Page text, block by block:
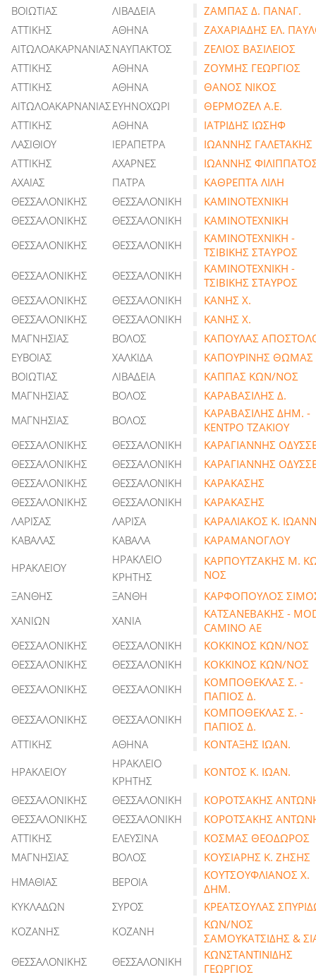
ΒΟΙΩΤΙΑΣ
ΛΙΒΑΔΕΙΑ
ΖΑΜΠΑΣ Δ. ΠΑΝΑΓ.
ΑΤΤΙΚΗΣ
ΑΘΗΝΑ
ΖΑΧΑΡΙΑΔΗΣ ΕΛ.
ΑΙΤΩΛΟΑΚΑΡΝΑΝΙΑΣΝΑΥΠΑΚΤΟΣ
ΖΕΛΙΟΣ ΒΑΣΙΛΕΙΟΣ
ΑΤΤΙΚΗΣ
ΑΘΗΝΑ
ΖΟΥΜΗΣ ΓΕΩΡΓΙΟΣ
ΑΤΤΙΚΗΣ
ΑΘΗΝΑ
ΘΑΝΟΣ ΝΙΚΟΣ
ΑΙΤΩΛΟΑΚΑΡΝΑΝΙΑΣΕΥΗΝΟΧΩΡΙ
ΘΕΡΜΟΖΕΛ Α.Ε.
ΑΤΤΙΚΗΣ
ΑΘΗΝΑ
ΙΑΤΡΙΔΗΣ ΙΩΣΗΦ
ΛΑΣΙΘΙΟΥ
ΙΕΡΑΠΕΤΡΑ
ΙΩΑΝΝΗΣ ΓΑΛΕΤΑΚΗΣ
ΑΤΤΙΚΗΣ
ΑΧΑΡΝΕΣ
ΙΩΑΝΝΗΣ
ΑΧΑΙΑΣ
ΠΑΤΡΑ
ΚΑΘΡΕΠΤΑ ΛΙΛΗ
ΘΕΣΣΑΛΟΝΙΚΗΣ
ΘΕΣΣΑΛΟΝΙΚΗ
ΚΑΜΙΝΟΤΕΧΝΙΚΗ
ΘΕΣΣΑΛΟΝΙΚΗΣ
ΘΕΣΣΑΛΟΝΙΚΗ
ΚΑΜΙΝΟΤΕΧΝΙΚΗ
ΘΕΣΣΑΛΟΝΙΚΗΣ
ΘΕΣΣΑΛΟΝΙΚΗ
ΚΑΜΙΝΟΤΕΧΝΙΚΗ -
ΤΣΙΒΙΚΗΣ ΣΤΑΥΡΟΣ
ΘΕΣΣΑΛΟΝΙΚΗΣ
ΘΕΣΣΑΛΟΝΙΚΗ
ΚΑΜΙΝΟΤΕΧΝΙΚΗ -
ΤΣΙΒΙΚΗΣ ΣΤΑΥΡΟΣ
ΘΕΣΣΑΛΟΝΙΚΗΣ
ΘΕΣΣΑΛΟΝΙΚΗ
ΚΑΝΗΣ Χ.
ΘΕΣΣΑΛΟΝΙΚΗΣ
ΘΕΣΣΑΛΟΝΙΚΗ
ΚΑΝΗΣ Χ.
ΜΑΓΝΗΣΙΑΣ
ΒΟΛΟΣ
ΚΑΠΟΥΛΑΣ
ΕΥΒΟΙΑΣ
ΧΑΛΚΙΔΑ
ΚΑΠΟΥΡΙΝΗΣ ΘΩΜΑΣ
ΒΟΙΩΤΙΑΣ
ΛΙΒΑΔΕΙΑ
ΚΑΠΠΑΣ ΚΩΝ/ΝΟΣ
ΜΑΓΝΗΣΙΑΣ
ΒΟΛΟΣ
ΚΑΡΑΒΑΣΙΛΗΣ Δ.
ΜΑΓΝΗΣΙΑΣ
ΒΟΛΟΣ
ΚΑΡΑΒΑΣΙΛΗΣ ΔΗΜ. -
ΚΕΝΤΡΟ ΤΖΑΚΙΟΥ
ΘΕΣΣΑΛΟΝΙΚΗΣ
ΘΕΣΣΑΛΟΝΙΚΗ
ΚΑΡΑΓΙΑΝΝΗΣ
ΘΕΣΣΑΛΟΝΙΚΗΣ
ΘΕΣΣΑΛΟΝΙΚΗ
ΚΑΡΑΓΙΑΝΝΗΣ
ΘΕΣΣΑΛΟΝΙΚΗΣ
ΘΕΣΣΑΛΟΝΙΚΗ
ΚΑΡΑΚΑΣΗΣ
ΘΕΣΣΑΛΟΝΙΚΗΣ
ΘΕΣΣΑΛΟΝΙΚΗ
ΚΑΡΑΚΑΣΗΣ
ΛΑΡΙΣΑΣ
ΛΑΡΙΣΑ
ΚΑΡΑΛΙΑΚΟΣ Κ.
ΚΑΒΑΛΑΣ
ΚΑΒΑΛΑ
ΚΑΡΑΜΑΝΟΓΛΟΥ
ΗΡΑΚΛΕΙΟΥ
ΗΡΑΚΛΕΙΟ
ΚΡΗΤΗΣ
ΚΑΡΠΟΥΤΖΑΚΗΣ Μ.
ΝΟΣ
ΞΑΝΘΗΣ
ΞΑΝΘΗ
ΚΑΡΦΟΠΟΥΛΟΣ
ΧΑΝΙΩΝ
ΧΑΝΙΑ
ΚΑΤΣΑΝΕΒΑΚΗΣ -
CAMINO AE
ΘΕΣΣΑΛΟΝΙΚΗΣ
ΘΕΣΣΑΛΟΝΙΚΗ
ΚΟΚΚΙΝΟΣ ΚΩΝ/ΝΟΣ
ΘΕΣΣΑΛΟΝΙΚΗΣ
ΘΕΣΣΑΛΟΝΙΚΗ
ΚΟΚΚΙΝΟΣ ΚΩΝ/ΝΟΣ
ΘΕΣΣΑΛΟΝΙΚΗΣ
ΘΕΣΣΑΛΟΝΙΚΗ
ΚΟΜΠΟΘΕΚΛΑΣ Σ. -
ΠΑΠΙΟΣ Δ.
ΘΕΣΣΑΛΟΝΙΚΗΣ
ΘΕΣΣΑΛΟΝΙΚΗ
ΚΟΜΠΟΘΕΚΛΑΣ Σ. -
ΠΑΠΙΟΣ Δ.
ΑΤΤΙΚΗΣ
ΑΘΗΝΑ
ΚΟΝΤΑΞΗΣ ΙΩΑΝ.
ΗΡΑΚΛΕΙΟΥ
ΗΡΑΚΛΕΙΟ
ΚΡΗΤΗΣ
ΚΟΝΤΟΣ Κ. ΙΩΑΝ.
ΘΕΣΣΑΛΟΝΙΚΗΣ
ΘΕΣΣΑΛΟΝΙΚΗ
ΚΟΡΟΤΣΑΚΗΣ
ΘΕΣΣΑΛΟΝΙΚΗΣ
ΘΕΣΣΑΛΟΝΙΚΗ
ΚΟΡΟΤΣΑΚΗΣ
ΑΤΤΙΚΗΣ
ΕΛΕΥΣΙΝΑ
ΚΟΣΜΑΣ ΘΕΟΔΩΡΟΣ
ΜΑΓΝΗΣΙΑΣ
ΒΟΛΟΣ
ΚΟΥΣΙΑΡΗΣ Κ. ΖΗΣΗΣ
ΗΜΑΘΙΑΣ
ΒΕΡΟΙΑ
ΚΟΥΤΣΟΥΦΛΙΑΝΟΣ Χ.
ΔΗΜ.
ΚΥΚΛΑΔΩΝ
ΣΥΡΟΣ
ΚΡΕΑΤΣΟΥΛΑΣ
ΚΟΖΑΝΗΣ
ΚΟΖΑΝΗ
ΚΩΝ/ΝΟΣ
ΣΑΜΟΥΚΑΤΣΙΔΗΣ &
ΘΕΣΣΑΛΟΝΙΚΗΣ
ΘΕΣΣΑΛΟΝΙΚΗ
ΚΩΝΣΤΑΝΤΙΝΙΔΗΣ
ΓΕΩΡΓΙΟΣ